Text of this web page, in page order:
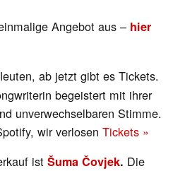
Angebot aus – hier
ab jetzt gibt es Tickets.
begeistert mit ihrer
unverwechselbaren Stimme.
wir verlosenTickets »
istŠuma Čovjek. Die